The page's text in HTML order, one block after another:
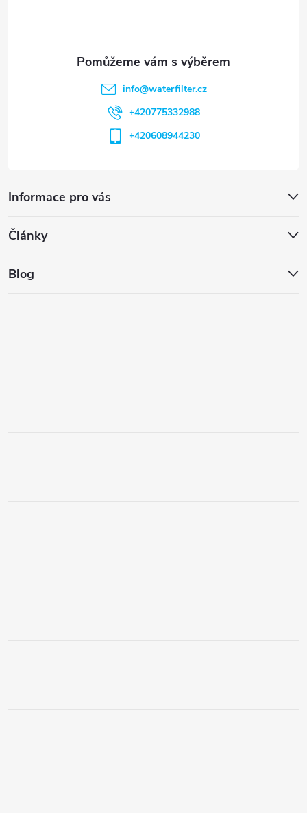
Informace pro vás
Články
Blog
info@waterfilter.cz
+420775332988
+420608944230